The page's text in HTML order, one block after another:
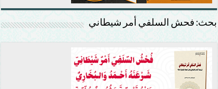
بحث: فحش السلفي أمر شيطاني